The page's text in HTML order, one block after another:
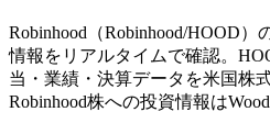
Robinhood（Robinhood/HOOD
情報をリアルタイムで確認。
当・業績・決算データを米国株
Robinhood株への投資情報は